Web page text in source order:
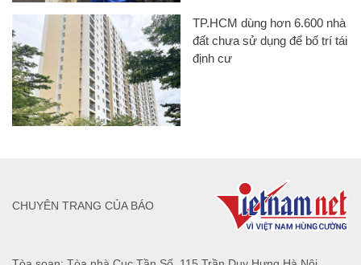
TP.HCM dùng hơn 6.600 nhà
đất chưa sử dụng để bố trí tái
định cư
CHUYÊN TRANG CỦA BÁO